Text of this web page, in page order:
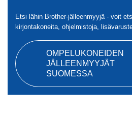
Etsi lähin Brother-jälleenmyyjä - voit
kirjontakoneita, ohjelmistoja,
OMPELUKONEIDEN
JÄLLEENMYYJÄT
SUOMESSA